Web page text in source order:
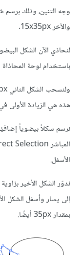
والآخر 15x35px.
لنحاذي الآن الشكل
باستخدام لوحة المحاذاة Align.
هذه هي الزيادة الأولى
الأسفل.
بمقدار 35px أيضًا.